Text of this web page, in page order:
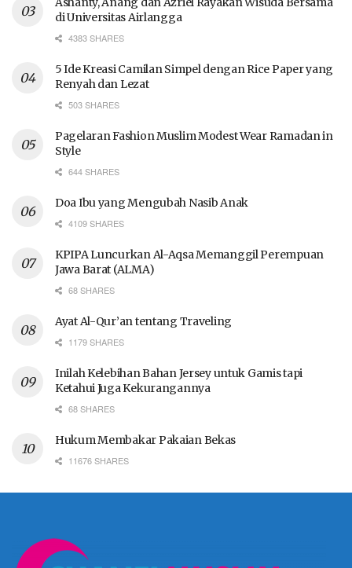
di Universitas Airlangga
4383 SHARES
5 Ide Kreasi Camilan Simpel dengan Rice Paper yang
Renyah dan Lezat
503 SHARES
Pagelaran Fashion Muslim Modest Wear Ramadan in
Style
644 SHARES
Doa Ibu yang Mengubah Nasib Anak
4109 SHARES
KPIPA Luncurkan Al-Aqsa Memanggil Perempuan
Jawa Barat (ALMA)
68 SHARES
Ayat Al-Qur’an tentang Traveling
1179 SHARES
Inilah Kelebihan Bahan Jersey untuk Gamis tapi
Ketahui Juga Kekurangannya
68 SHARES
Hukum Membakar Pakaian Bekas
11676 SHARES